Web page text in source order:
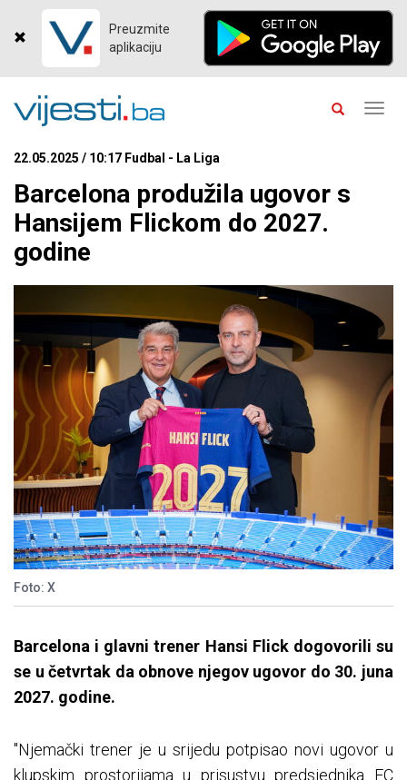
Preuzmite
aplikaciju
22.05.2025 / 10:17 Fudbal - La Liga
Barcelona produžila ugovor s
Hansijem Flickom do 2027.
godine
Foto: X
Barcelona i glavni trener Hansi Flick dogovorili su
se u četvrtak da obnove njegov ugovor do 30. juna
2027. godine.
"Njemački trener je u srijedu potpisao novi ugovor u
klupskim prostorijama u prisustvu predsjednika FC